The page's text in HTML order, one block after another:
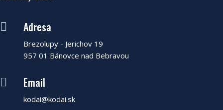
 Adresa
Brezolupy - Jerichov 19
957 01 Bánovce nad Bebravou
 Email
kodai@kodai.sk